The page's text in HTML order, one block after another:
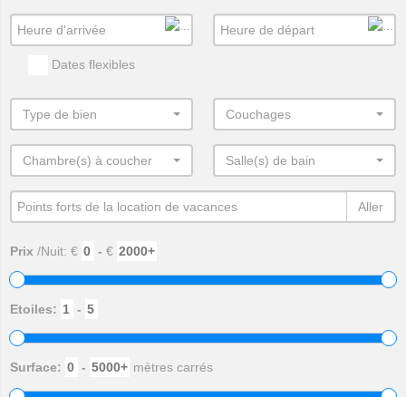
Dates flexibles
Type de bien Couchages
Chambre(s) à coucher Salle(s) de bain
Aller
Prix /Nuit: € - €
Etoiles: -
Surface: - mètres carrés